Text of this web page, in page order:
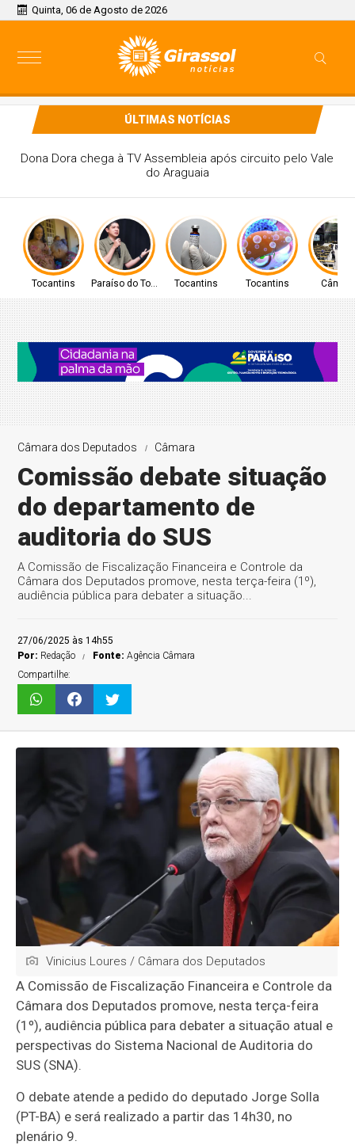
Quinta, 06 de Agosto de 2026
ÚLTIMAS NOTÍCIAS
CELSO MORAIS, PARTICIPARÁ DE
A NÍVEL NACIONAL EM BRASÍLIA
Tocantins Paraíso do TocantinsTocantins Tocantins
Câmara dos Deputados Câmara
Comissão debate situação
do departamento de
auditoria do SUS
A Comissão de Fiscalização Financeira e Controle da
Câmara dos Deputados promove, nesta terça-feira (1º),
audiência pública para debater a situação...
27/06/2025 às 14h55
Por: Redação Fonte:Agência Câmara
Compartilhe:
Vinicius Loures / Câmara dos Deputados
A Comissão de Fiscalização Financeira e Controle da
Câmara dos Deputados promove, nesta terça-feira
(1º), audiência pública para debater a situação atual e
perspectivas do Sistema Nacional de Auditoria do
SUS (SNA).
O debate atende a pedido do deputado Jorge Solla
(PT-BA) e será realizado a partir das 14h30, no
plenário 9.